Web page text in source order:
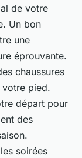
de votre
Un bon
une
éprouvante.
chaussures
pied.
départ pour
des
soirées